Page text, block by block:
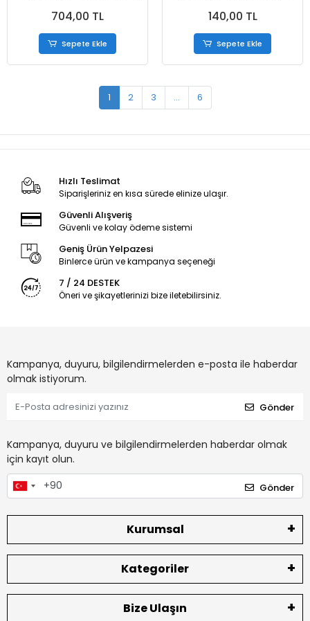
704,00 TL
Sepete Ekle
140,00 TL
Sepete Ekle
1 2 3 ... 6
Hızlı Teslimat
Siparişleriniz en kısa sürede elinize ulaşır.
Güvenli Alışveriş
Güvenli ve kolay ödeme sistemi
Geniş Ürün Yelpazesi
Binlerce ürün ve kampanya seçeneği
7 / 24 DESTEK
Öneri ve şikayetlerinizi bize iletebilirsiniz.
Kampanya, duyuru, bilgilendirmelerden e-posta ile haberdar
olmak istiyorum.
Gönder
Kampanya, duyuru ve bilgilendirmelerden haberdar olmak
için kayıt olun.
Gönder
Kurumsal
Kategoriler
Bize Ulaşın